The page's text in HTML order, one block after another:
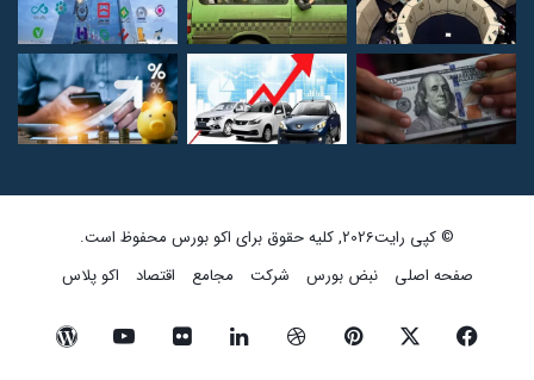
© کپی رایت2026, کلیه حقوق برای اکو بورس محفوظ است.
صفحه اصلی
نبض بورس شرکت مجامع اقتصاد اکو پلاس
فیسبوک ایکس پینتریستدریبببل لینکداین تصاویر
یوتیوب